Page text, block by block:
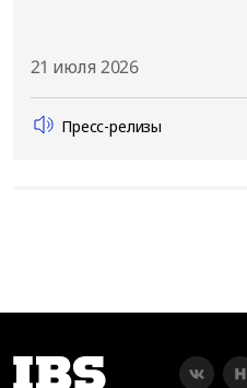
21 июля 2026
Пресс-релизы